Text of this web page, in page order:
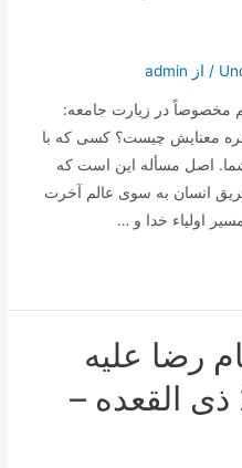
/ از admin
مخصوصاً در زیارت جامعه:
لا مَعَ عَدُوِّكُم»1 این فقره معنایش چیست؟ كسی كه با
اصل مسأله این است كه
انسان به سوی عالم آخرت
اولیاء خدا و …
رضا علیه
السلام در روز 23 ذی القعده –